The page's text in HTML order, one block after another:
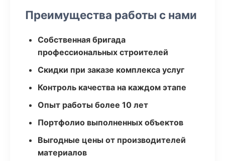
Преимущества работы с нами
Собственная бригада
профессиональных строителей
Скидки при заказе комплекса услуг
Контроль качества на каждом этапе
Опыт работы более 10 лет
Портфолио выполненных объектов
Выгодные цены от производителей
материалов